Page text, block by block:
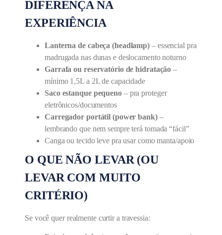
DIFERENÇA NA
EXPERIÊNCIA
Lanterna de cabeça (headlamp) – essencial pra
madrugada nas dunas e deslocamento noturno
Garrafa ou reservatório de hidratação –
mínimo 1,5L a 2L de capacidade
Saco estanque pequeno– pra proteger
eletrônicos/documentos
Carregador portátil (power bank)–
lembrando que nem sempre terá tomada “fácil”
Canga ou tecido leve pra usar como manta/apoio
O QUE NÃO LEVAR (OU
LEVAR COM MUITO
CRITÉRIO)
Se você quer realmente curtir a travessia: